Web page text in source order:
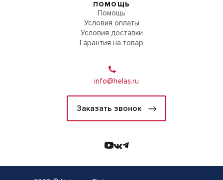
ПОМОЩЬ
Помощь
Условия оплаты
Условия доставки
Гарантия на товар
info@helas.ru
Заказать звонок